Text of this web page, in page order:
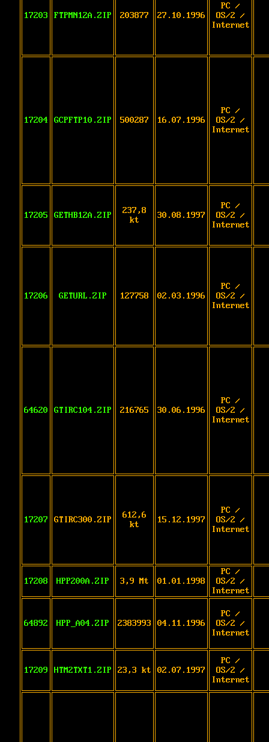
17203 FTPMN12A.ZIP 203877 27.10.1996
PC /
OS/2 /
Internet
17204 GCPFTP10.ZIP 500287 16.07.1996
PC /
OS/2 /
Internet
17205 GETHB12A.ZIP
237,8
kt
30.08.1997
PC /
OS/2 /
Internet
17206 GETURL.ZIP 127758 02.03.1996
PC /
OS/2 /
Internet
64620 GTIRC104.ZIP 216765 30.06.1996
PC /
OS/2 /
Internet
17207 GTIRC300.ZIP
612,6
kt
15.12.1997
PC /
OS/2 /
Internet
17208 HPP200A.ZIP 3,9 Mt 01.01.1998
PC /
OS/2 /
Internet
64892 HPP_A04.ZIP 2383993 04.11.1996
PC /
OS/2 /
Internet
17209 HTM2TXT1.ZIP 23,3 kt 02.07.1997
PC /
OS/2 /
Internet